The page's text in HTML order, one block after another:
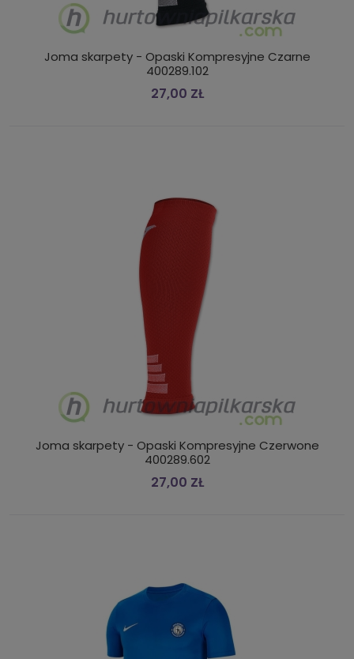
Joma skarpety - Opaski Kompresyjne Czarne
400289.102
27,00 ZŁ
Joma skarpety - Opaski Kompresyjne Czerwone
400289.602
27,00 ZŁ